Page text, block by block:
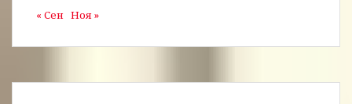
« Сен Ноя »